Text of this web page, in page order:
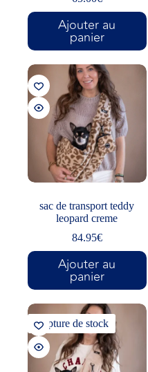
Ajouter au
panier
sac de transport teddy
leopard creme
84.95€
Ajouter au
panier
Rupture de stock